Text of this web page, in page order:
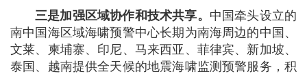
三是加强区域协作和技术共享。 中国牵头设立的
南中国海区域海啸预警中心长期为南海周边的中国、
文莱、柬埔寨、印尼、马来西亚、菲律宾、新加坡、
泰国、越南提供全天候的地震海啸监测预警服务，积